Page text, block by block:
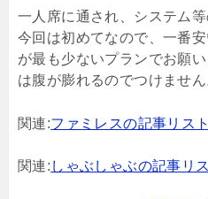
一人席に通され、システム等
今回は初めてなので、一番
が最も少ないプランでお願
は腹が膨れるのでつけません
関連:ファミレスの記事リスト
関連: しゃぶしゃぶの記事リ